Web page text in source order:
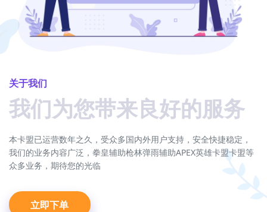
关于我们
我们为您带来良好的服务
本卡盟已运营数年之久，受众多国内外用户支持，安全快捷稳定，
我们的业务内容广泛，拳皇辅助枪林弹雨辅助APEX英雄卡盟卡盟等
众多业务，期待您的光临
立即下单